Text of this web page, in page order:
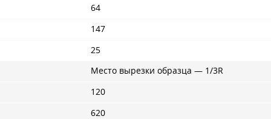
64
147
25
Место вырезки образца — 1/3R
120
620